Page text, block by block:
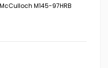
M145-97HRB